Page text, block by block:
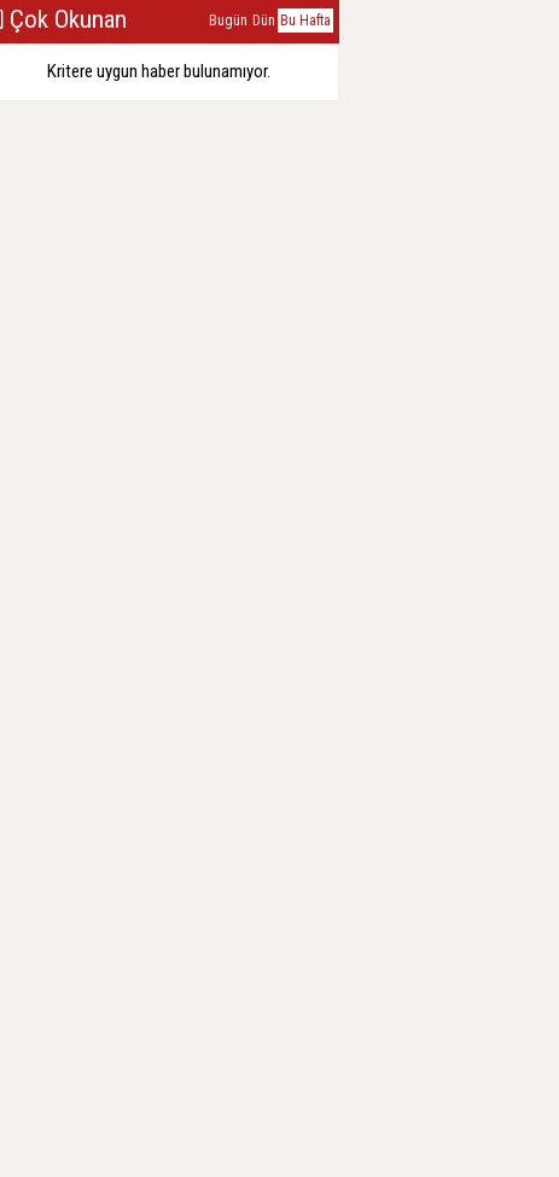
Çok Okunan Bugün Dün Bu Hafta
Kritere uygun haber bulunamıyor.